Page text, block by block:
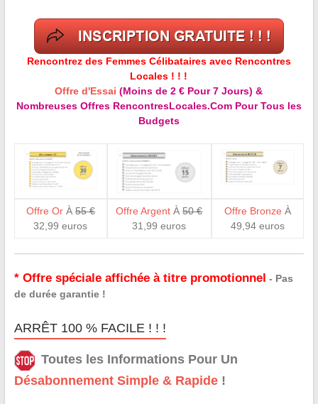
Rencontrez des Femmes Célibataires avec Rencontres
Locales ! ! !
Offre d'Essai (Moins de 2 € Pour 7 Jours) &
Nombreuses Offres RencontresLocales.Com Pour Tous les
Budgets
Offre OrÀ 55 €
32,99 euros
Offre Argent À50 €
31,99 euros
Offre Bronze À
49,94 euros
* Offre spéciale affichée à titre promotionnel - Pas
de durée garantie !
ARRÊT 100 % FACILE ! ! !
Toutes les Informations Pour Un
Désabonnement Simple & Rapide!